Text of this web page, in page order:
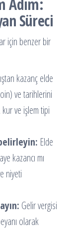
Adım:
Süreci
için benzer bir
kazanç elde
ve tarihlerini
ve işlem tipi
Elde
kazancı mı
niyeti
Gelir vergisi
olarak